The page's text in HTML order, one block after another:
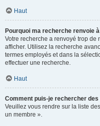
Haut
Pourquoi ma recherche renvoie
Votre recherche a renvoyé trop
afficher. Utilisez la recherche
termes employés et dans la
effectuer une recherche.
Haut
Comment puis-je rechercher
Veuillez vous rendre sur la liste
un membre ».